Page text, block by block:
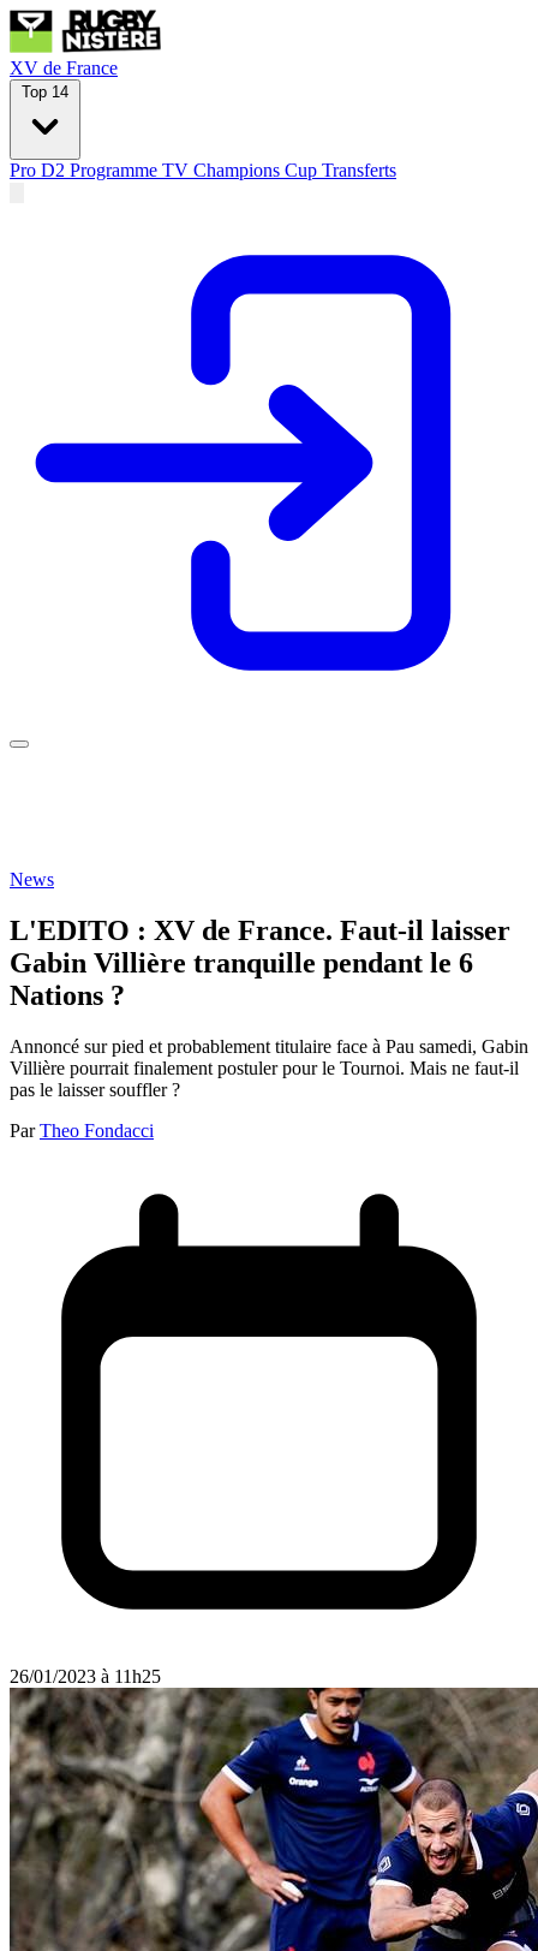
XV de France
Top 14
Pro D2 Programme TV Champions Cup Transferts
News
L'EDITO : XV de France. Faut-il laisser
Gabin Villière tranquille pendant le 6
Nations ?
Annoncé sur pied et probablement titulaire face à Pau samedi, Gabin
Villière pourrait finalement postuler pour le Tournoi. Mais ne faut-il
pas le laisser souffler ?
Par Theo Fondacci
26/01/2023 à 11h25